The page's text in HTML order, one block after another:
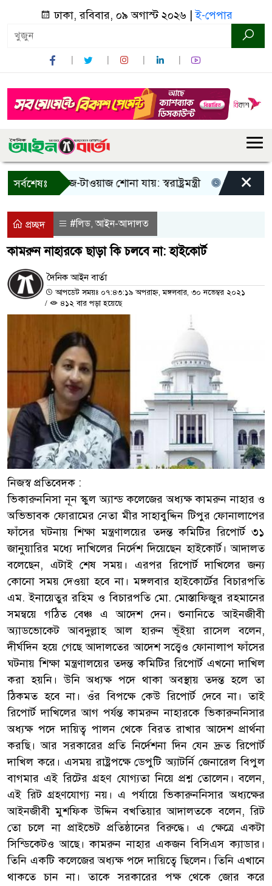
ঢাকা, রবিবার, ০৯ অগাস্ট ২০২৬ |ই-পেপার
সর্বশেষঃ
শুধু আওয়াজ-টাওয়াজ শোনা যায়: স্বরাষ্ট্রমন্ত্রী তিন দিনের
×
প্রচ্ছদ #লিড,আইন-আদালত
কামরুন নাহারকে ছাড়া কি চলবে না: হাইকোর্ট
দৈনিক আইন বার্তা
আপডেট সময়ঃ ০৭:৪৩:১৯ অপরাহ্ন, মঙ্গলবার, ৩০ নভেম্বর ২০২১
/
৪১২ বার পড়া হয়েছে
নিজস্ব প্রতিবেদক :
ভিকারুননিসা নূন স্কুল অ্যান্ড কলেজের অধ্যক্ষ কামরুন নাহার ও
অভিভাবক ফোরামের নেতা মীর সাহাবুদ্দিন টিপুর ফোনালাপের
ফাঁসের ঘটনায় শিক্ষা মন্ত্রণালয়ের তদন্ত কমিটির রিপোর্ট ৩১
জানুয়ারির মধ্যে দাখিলের নির্দেশ দিয়েছেন হাইকোর্ট। আদালত
বলেছেন, এটাই শেষ সময়। এরপর রিপোর্ট দাখিলের জন্য
কোনো সময় দেওয়া হবে না। মঙ্গলবার হাইকোর্টের বিচারপতি
এম. ইনায়েতুর রহিম ও বিচারপতি মো. মোস্তাফিজুর রহমানের
সমন্বয়ে গঠিত বেঞ্চ এ আদেশ দেন। শুনানিতে আইনজীবী
অ্যাডভোকেট আবদুল্লাহ আল হারুন ভূঁইয়া রাসেল বলেন,
দীর্ঘদিন হয়ে গেছে আদালতের আদেশ সত্ত্বেও ফোনালাপ ফাঁসের
ঘটনায় শিক্ষা মন্ত্রণালয়ের তদন্ত কমিটির রিপোর্ট এখনো দাখিল
করা হয়নি। উনি অধ্যক্ষ পদে থাকা অবস্থায় তদন্ত হলে তা
ঠিকমত হবে না। ওঁর বিপক্ষে কেউ রিপোর্ট দেবে না। তাই
রিপোর্ট দাখিলের আগ পর্যন্ত কামরুন নাহারকে ভিকারুননিসার
অধ্যক্ষ পদে দায়িত্ব পালন থেকে বিরত রাখার আদেশ প্রার্থনা
করছি। আর সরকারের প্রতি নির্দেশনা দিন যেন দ্রুত রিপোর্ট
দাখিল করে। এসময় রাষ্ট্রপক্ষে ডেপুটি অ্যাটর্নি জেনারেল বিপুল
বাগমার এই রিটের গ্রহণ যোগ্যতা নিয়ে প্রশ্ন তোলেন। বলেন,
এই রিট গ্রহণযোগ্য নয়। এ পর্যায়ে ভিকারুননিসার অধ্যক্ষের
আইনজীবী মুশফিক উদ্দিন বখতিয়ার আদালতকে বলেন, রিট
তো চলে না প্রাইভেট প্রতিষ্ঠানের বিরুদ্ধে। এ ক্ষেত্রে একটা
সিন্ডিকেটও আছে। কামরুন নাহার একজন বিসিএস ক্যাডার।
তিনি একটি কলেজের অধ্যক্ষ পদে দায়িত্বে ছিলেন। তিনি এখানে
থাকতে চান না। তাকে সরকারের পক্ষ থেকে জোর করে